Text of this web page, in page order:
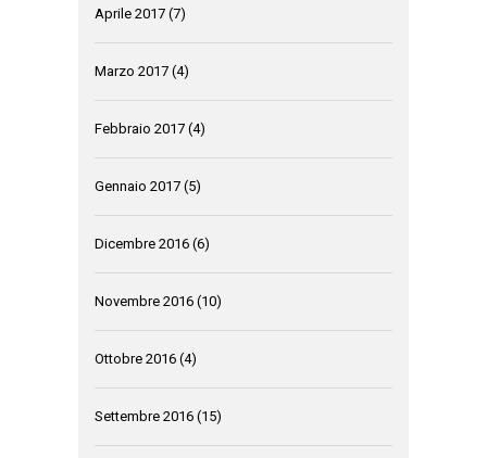
Aprile 2017 (7)
Marzo 2017 (4)
Febbraio 2017 (4)
Gennaio 2017 (5)
Dicembre 2016 (6)
Novembre 2016 (10)
Ottobre 2016 (4)
Settembre 2016 (15)